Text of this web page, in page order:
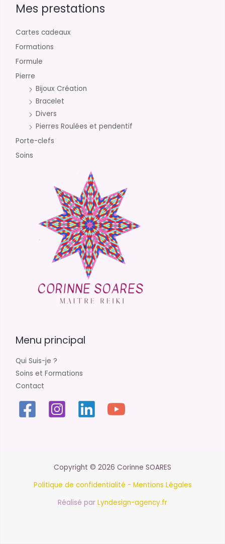
Mes prestations
Cartes cadeaux
Formations
Formule
Pierre
Bijoux Création
Bracelet
Divers
Pierres Roulées et pendentif
Porte-clefs
Soins
Menu principal
Qui Suis-je ?
Soins et Formations
Contact
Copyright © 2026 Corinne SOARES
Politique de confidentialité - Mentions Légales
Réalisé par Lyndesign-agency.fr